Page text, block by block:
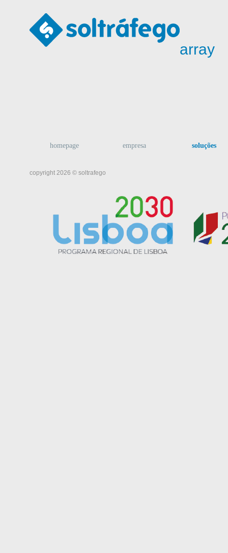
homepage empresa soluções
array
copyright 2026 © soltrafego